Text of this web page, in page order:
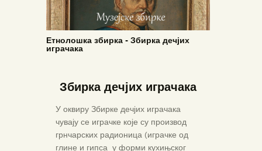
ПОЧЕТНА
О МУЗЕЈУ
СЕКТОРИ
ОБЈЕКТИ
Етнолошка збирка - Збирка дечјих
играчака
Збирка дечјих играчака
У оквиру Збирке дечјих играчака
чувају се играчке које су производ
грнчарских радионица (играчке од
глине и гипса у форми кухињског